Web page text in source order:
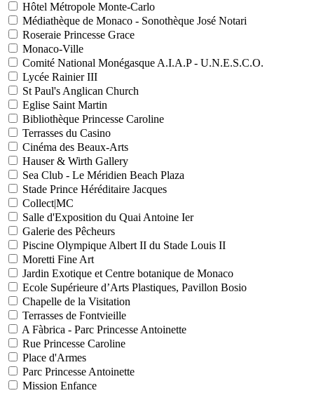
Hôtel Métropole Monte-Carlo
Médiathèque de Monaco - Sonothèque José Notari
Roseraie Princesse Grace
Monaco-Ville
Comité National Monégasque A.I.A.P - U.N.E.S.C.O.
Lycée Rainier III
St Paul's Anglican Church
Eglise Saint Martin
Bibliothèque Princesse Caroline
Terrasses du Casino
Cinéma des Beaux-Arts
Hauser & Wirth Gallery
Sea Club - Le Méridien Beach Plaza
Stade Prince Héréditaire Jacques
Collect|MC
Salle d'Exposition du Quai Antoine Ier
Galerie des Pêcheurs
Piscine Olympique Albert II du Stade Louis II
Moretti Fine Art
Jardin Exotique et Centre botanique de Monaco
Ecole Supérieure d’Arts Plastiques, Pavillon Bosio
Chapelle de la Visitation
Terrasses de Fontvieille
A Fàbrica - Parc Princesse Antoinette
Rue Princesse Caroline
Place d'Armes
Parc Princesse Antoinette
Mission Enfance